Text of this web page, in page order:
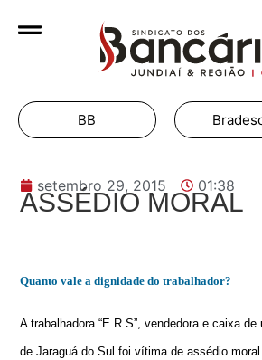
BB
setembro 29, 2015 01:38
ASSÉDIO MORAL
Quanto vale a dignidade do trabalhador?
A trabalhadora “E.R.S”, vendedora e caixa
de Jaraguá do Sul foi vítima de assédio